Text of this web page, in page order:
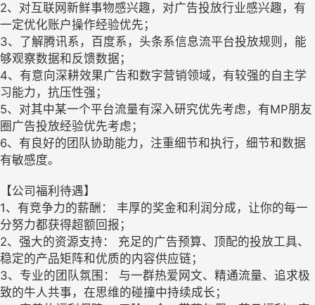
2、对互联网新鲜事物感兴趣，对广告投放行业感兴趣，有
一定优化账户操作经验优先；
3、了解腾讯系，百度系，头条系信息流平台投放规则，能
够观察数据和反馈数据；
4、有意向深耕效果广告和数字营销领域，有较强的自主学
习能力，抗压性强；
5、对其中某一个平台流量有深入研究优先考虑，有MP朋友
圈广告投放经验优先考虑；
6、有良好的团队协助能力，注重细节和执行，细节和数据
有敏感度。
【公司福利待遇】
1、有竞争力的薪酬： 丰厚的奖金和利润分成，让你的每一
分努力都获得超额回报；
2、强大的资源支持： 充足的广告预算、顶配的投放工具、
稳定的产品矩阵和优质的内容供应链；
3、专业的团队氛围： 与一群热爱网文、精通流量、追求极
致的牛人共事，在思维的碰撞中持续成长；